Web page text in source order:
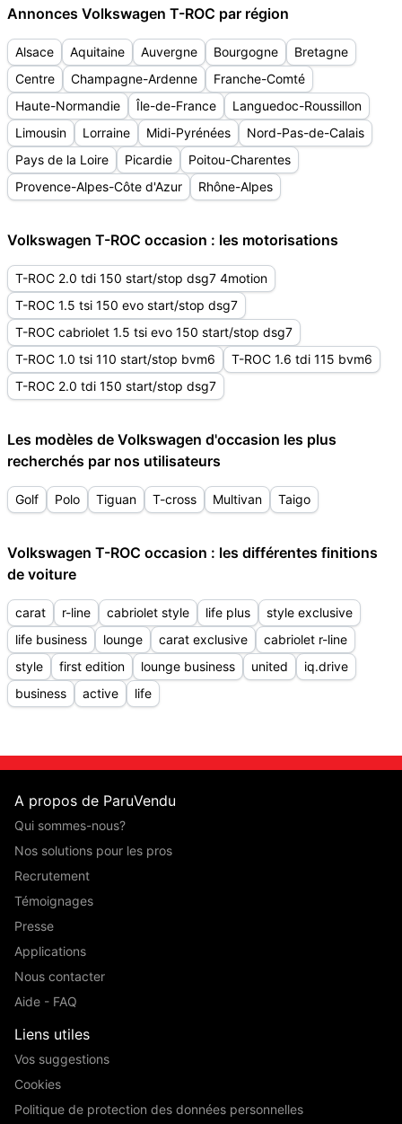
Annonces Volkswagen T-ROC par région
Alsace Aquitaine Auvergne Bourgogne
Bretagne
Centre
Champagne-Ardenne
Franche-Comté
Haute-Normandie
Île-de-France
Languedoc-Roussillon
Limousin
Lorraine Midi-Pyrénées
Nord-Pas-de-Calais
Pays de la Loire
Picardie
Poitou-Charentes
Provence-Alpes-Côte d'Azur
Rhône-Alpes
Volkswagen T-ROC occasion : les motorisations
T-ROC 2.0 tdi 150 start/stop dsg7 4motion
T-ROC 1.5 tsi 150 evo start/stop dsg7
T-ROC cabriolet 1.5 tsi evo 150 start/stop dsg7
T-ROC 1.0 tsi 110 start/stop bvm6
T-ROC 1.6 tdi 115 bvm6
T-ROC 2.0 tdi 150 start/stop dsg7
Les modèles de Volkswagen d'occasion les plus
recherchés par nos utilisateurs
Golf Polo Tiguan T-cross Multivan Taigo
Volkswagen T-ROC occasion : les différentes finitions
de voiture
carat r-line cabriolet style life plus
style exclusive
life business
lounge carat exclusive
cabriolet r-line
style
first edition lounge business united
iq.drive
business
active life
A propos de ParuVendu
Qui sommes-nous?
Nos solutions pour les pros
Recrutement
Témoignages
Presse
Applications
Nous contacter
Aide - FAQ
Liens utiles
Vos suggestions
Cookies
Politique de protection des données personnelles